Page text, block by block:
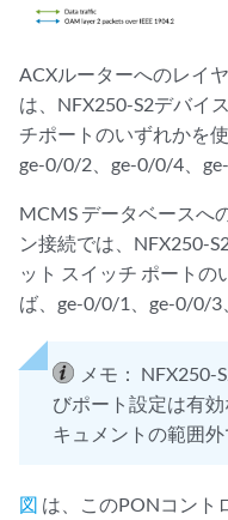
ACXルーターへのレイ
は、NFX250-S2デバイ
チポートのいずれかを
ge-0/0/2、ge-0/0/4、
MCMS データベースへ
ン接続では、NFX250-
ット スイッチ ポートの
ば、ge-0/0/1、ge-0/0/3
メモ： NFX250-
びポート設定は有
キュメントの範囲外
図 は、このPONコント